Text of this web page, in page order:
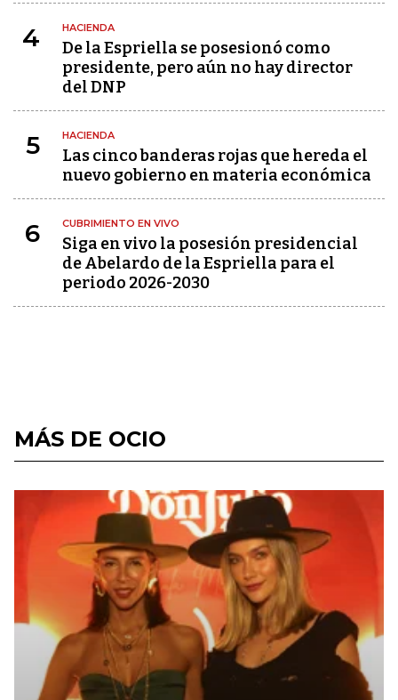
4 HACIENDA
De la Espriella se posesionó como
presidente, pero aún no hay director
del DNP
5 HACIENDA
Las cinco banderas rojas que hereda el
nuevo gobierno en materia económica
6 CUBRIMIENTO EN VIVO
Siga en vivo la posesión presidencial
de Abelardo de la Espriella para el
periodo 2026-2030
MÁS DE OCIO